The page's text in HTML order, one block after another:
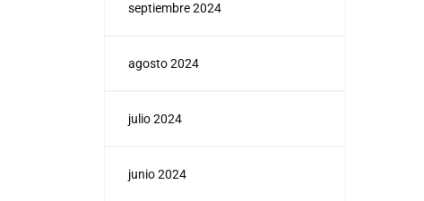
septiembre 2024
agosto 2024
julio 2024
junio 2024